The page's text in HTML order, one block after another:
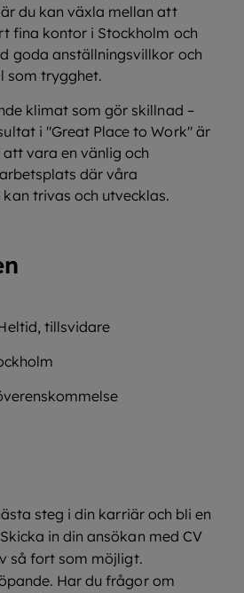
du kan växla mellan att
fina kontor i Stockholm och
goda anställningsvillkor och
som trygghet.
klimat som gör skillnad –
i "Great Place to Work" är
vara en vänlig och
där våra
trivas och utvecklas.
tillsvidare
steg i din karriär och bli en
in din ansökan med CV
så fort som möjligt.
Har du frågor om